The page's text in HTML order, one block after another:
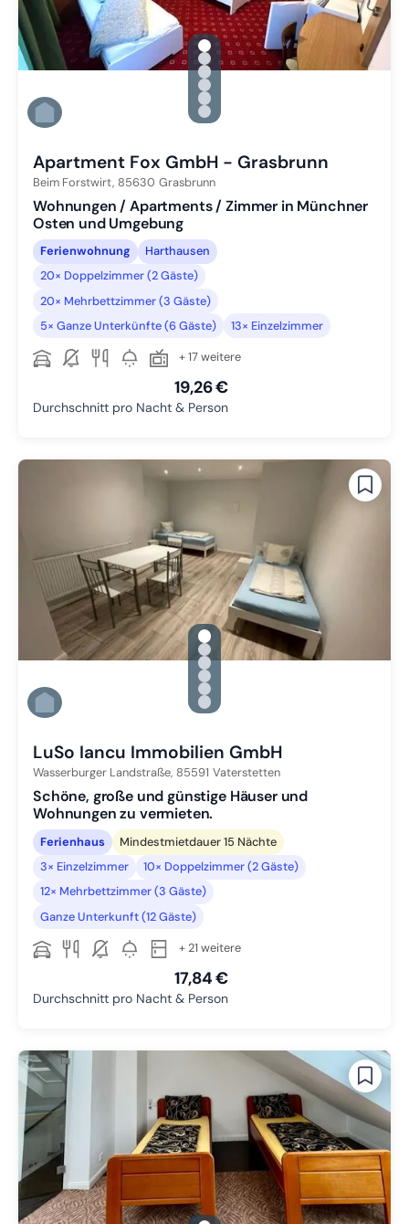
gallery.slide_selector
Zu Slide 1 wechseln
Zu Slide 2 wechseln
Zu Slide 3 wechseln
Zu Slide 4 wechseln
Zu Slide 5 wechseln
Zu Slide 6 wechseln
Apartment Fox GmbH - Grasbrunn
Beim Forstwirt, 85630 Grasbrunn
Wohnungen / Apartments / Zimmer in Münchner
Osten und Umgebung
Ferienwohnung
Harthausen
20× Doppelzimmer (2 Gäste)
20× Mehrbettzimmer (3 Gäste)
5× Ganze Unterkünfte (6 Gäste)
13× Einzelzimmer
+ 17 weitere
19,26 €
Durchschnitt pro Nacht & Person
gallery.slide_selector
Zu Slide 1 wechseln
Zu Slide 2 wechseln
Zu Slide 3 wechseln
Zu Slide 4 wechseln
Zu Slide 5 wechseln
Zu Slide 6 wechseln
LuSo Iancu Immobilien GmbH
Wasserburger Landstraße, 85591 Vaterstetten
Schöne, große und günstige Häuser und
Wohnungen zu vermieten.
Ferienhaus
Mindestmietdauer 15 Nächte
3× Einzelzimmer
10× Doppelzimmer (2 Gäste)
12× Mehrbettzimmer (3 Gäste)
Ganze Unterkunft (12 Gäste)
+ 21 weitere
17,84 €
Durchschnitt pro Nacht & Person